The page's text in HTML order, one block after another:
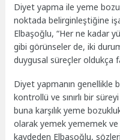
Diyet yapma ile yeme
noktada belirginleştiğine
Elbaşoğlu, “Her ne kadar
gibi görünseler de, iki
duygusal süreçler oldukça
Diyet yapmanın genellikle
kontrollü ve sınırlı bir
buna karşılık yeme
olarak yemek yememek ve
kaydeden Elbaşoğlu,